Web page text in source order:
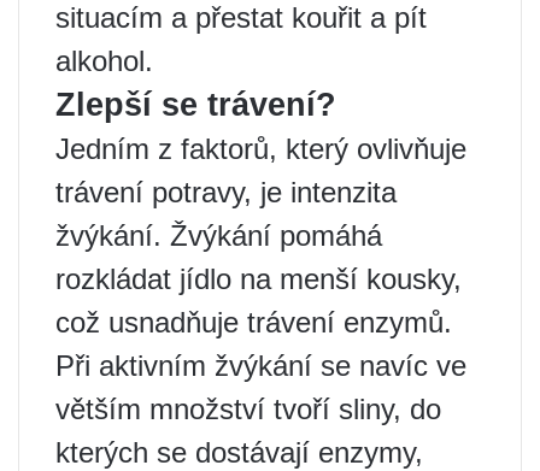
situacím a přestat kouřit a pít
alkohol.
Zlepší se trávení?
Jedním z faktorů, který ovlivňuje
trávení potravy, je intenzita
žvýkání. Žvýkání pomáhá
rozkládat jídlo na menší kousky,
což usnadňuje trávení enzymů.
Při aktivním žvýkání se navíc ve
větším množství tvoří sliny, do
kterých se dostávají enzymy,